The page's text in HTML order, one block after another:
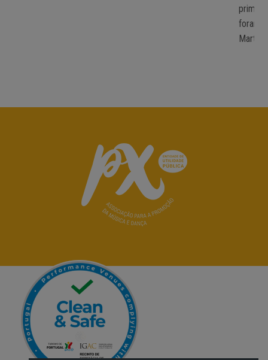
foram
Marta